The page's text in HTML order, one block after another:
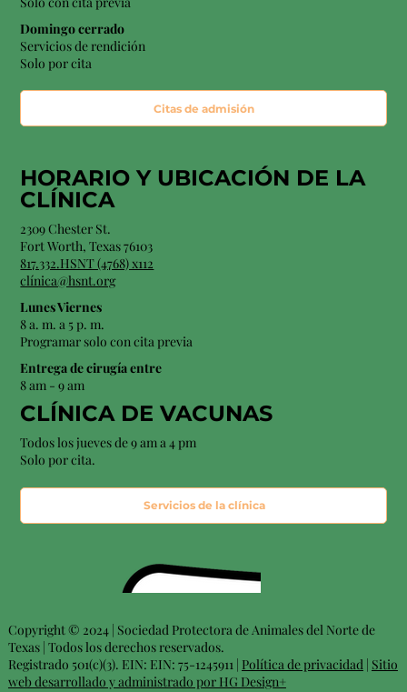
Domingo cerrado
Servicios de rendición
Solo por cita
Citas de admisión
HORARIO Y UBICACIÓN DE LA
CLÍNICA
2309 Chester St.
Fort Worth, Texas 76103
817.332.HSNT (4768) x112
clínica@hsnt.org
Lunes Viernes
8 a. m. a 5 p. m.
Programar solo con cita previa
Entrega de cirugía entre
8 am - 9 am
CLÍNICA DE VACUNAS
Todos los jueves de 9 am a 4 pm
Solo por cita.
Servicios de la clínica
Copyright © 2024 | Sociedad Protectora de Animales del Norte de
Texas | Todos los derechos reservados.
Registrado 501(c)(3). EIN: EIN: 75-1245911 | Política de privacidad| Sitio
web desarrollado y administrado por HG Design+